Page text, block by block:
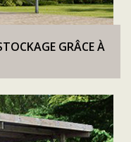
GRÂCE À